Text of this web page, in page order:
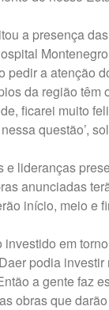
a presença
pedir a atenção
da região
ficarei muito
questão’,
lideranças
anunciadas
início, meio e
em
podia
a gente faz
obras que